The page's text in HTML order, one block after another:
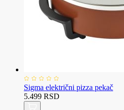
Sigma električni pizza pekač
5.499 RSD